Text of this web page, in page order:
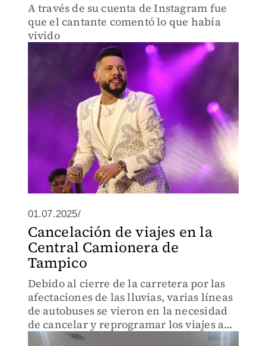
A través de su cuenta de Instagram fue
que el cantante comentó lo que había
vivido
01.07.2025/
Cancelación de viajes en la
Central Camionera de
Tampico
Debido al cierre de la carretera por las
afectaciones de las lluvias, varias líneas
de autobuses se vieron en la necesidad
de cancelar y reprogramar los viajes a
diversos destinos.